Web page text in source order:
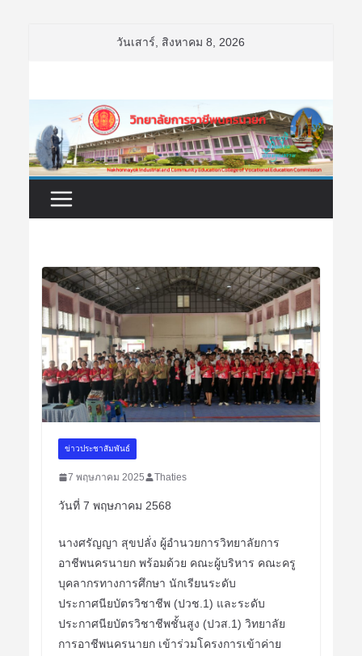
วันเสาร์, สิงหาคม 8, 2026
ข่าวประชาสัมพันธ์
7 พฤษภาคม 2025 Thaties
วันที่ 7 พฤษภาคม 2568
นางศรัญญา สุขปลั่ง ผู้อำนวยการวิทยาลัยการ
อาชีพนครนายก พร้อมด้วย คณะผู้บริหาร คณะครู
บุคลากรทางการศึกษา นักเรียนระดับ
ประกาศนียบัตรวิชาชีพ (ปวช.1) และระดับ
ประกาศนียบัตรวิชาชีพชั้นสูง (ปวส.1) วิทยาลัย
การอาชีพนครนายก เข้าร่วมโครงการเข้าค่าย